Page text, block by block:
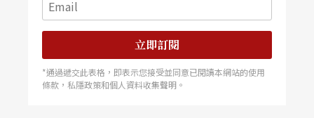
立即訂閱
*通過遞交此表格，即表示您接受並同意已閱讀本網站的使用
條款，私隱政策和個人資料收集聲明。